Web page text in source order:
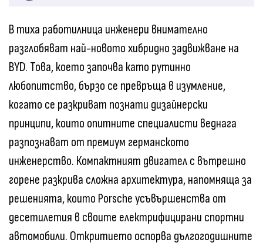
В тиха работилница инженери внимателно
разглобяват най-новото хибридно задвижване на
BYD. Това, което започва като рутинно
любопитство, бързо се превръща в изумление,
когато се разкриват познати дизайнерски
принципи, които опитните специалисти веднага
разпознават от премиум германското
инженерство. Компактният двигател с вътрешно
горене разкрива сложна архитектура, напомняща за
решенията, които Porsche усъвършенства от
десетилетия в своите електрифицирани спортни
автомобили. Откритието оспорва дългогодишните